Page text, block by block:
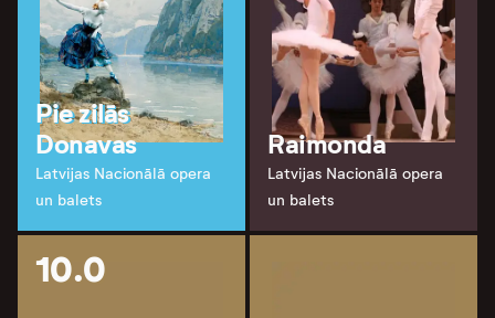
Pie zilās
Donavas
Latvijas Nacionālā opera
un balets
Raimonda
Latvijas Nacionālā opera
un balets
10.0